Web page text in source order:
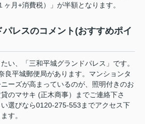
ヶ月+消費税）」が半額となります。
レスのコメント(おすすめポイ
い、「三和平城グランドパレス」です。
良平城郵便局があります。マンションタ
ーズが高まっているのが、照明付きのお
のマサキ (正木商事）までご連絡下さ
選びなら0120-275-553までアクセス下
す。